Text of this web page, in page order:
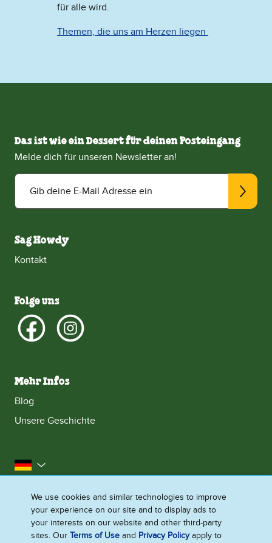
für alle wird.
Themen, die uns am Herzen liegen
Das ist wie ein Dessert für deinen Posteingang
Melde dich für unseren Newsletter an!
Gib deine E-Mail Adresse ein
Sag Howdy
Kontakt
Folge uns
Mehr Infos
Blog
Unsere Geschichte
Deutschland
Impressum
Datenschutzhinweis
Rechtliches
Cookie-Informationen
Barrierefreiheit
Kontakt
Sitemap
We use cookies and similar technologies to improve
your experience on our site and to display ads to
your interests on our website and other third-party
sites. OurTerms of Use and Privacy Policyapply to